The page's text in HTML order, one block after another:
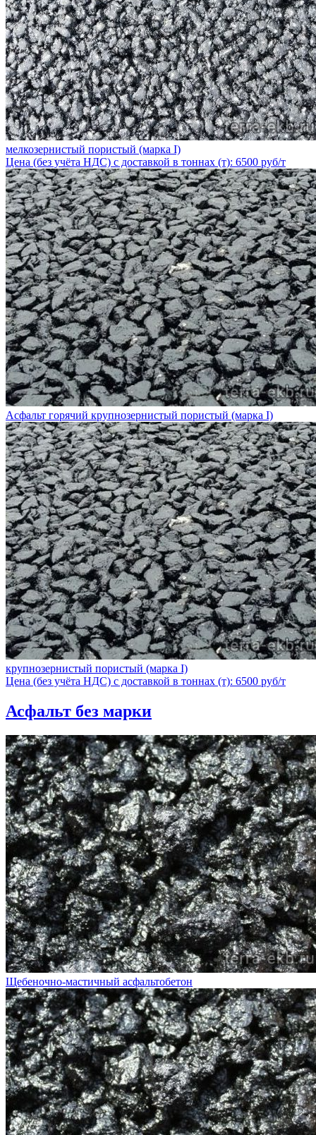
мелкозернистый пористый (марка I)
Цена (без учёта НДС) с доставкой в тоннах (т): 6500 руб/т
Асфальт горячий крупнозернистый пористый (марка I)
крупнозернистый пористый (марка I)
Цена (без учёта НДС) с доставкой в тоннах (т): 6500 руб/т
Асфальт без марки
Щебеночно-мастичный асфальтобетон